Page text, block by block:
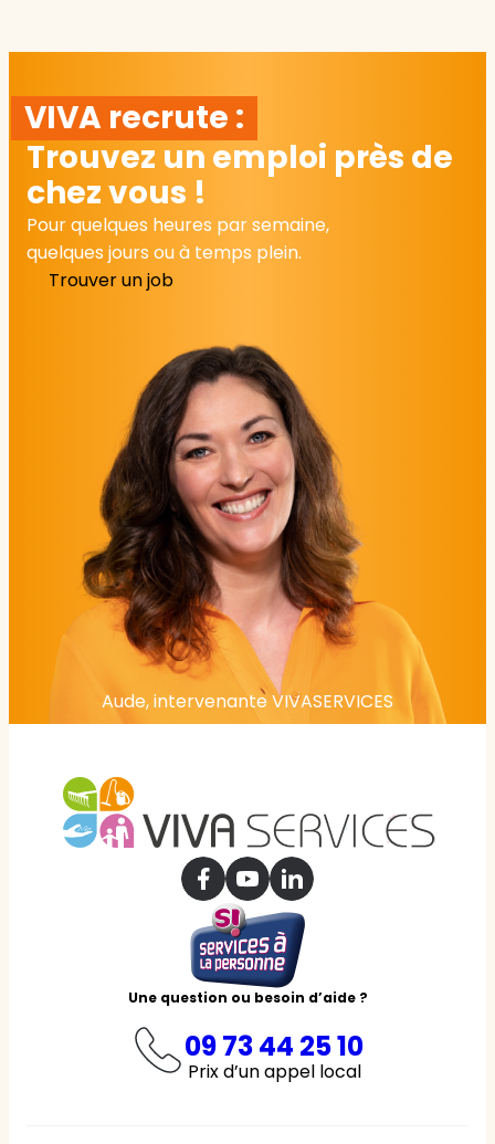
VIVA recrute :
Trouvez un emploi près de
chez vous !
Pour quelques heures par semaine,
quelques jours ou à temps plein.
Trouver un job
Aude, intervenante VIVASERVICES
Une question ou besoin d’aide ?
09 73 44 25 10
Prix d’un appel local